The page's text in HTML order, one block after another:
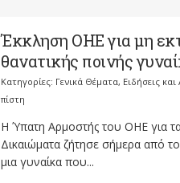
Έκκληση ΟΗΕ για μη
θανατικής ποινής
Κατηγορίες: Γενικά Θέματα, Ειδήσεις
πίστη
Η Ύπατη Αρμοστής του ΟΗΕ για
Δικαιώματα ζήτησε σήμερα από
μια γυναίκα που...